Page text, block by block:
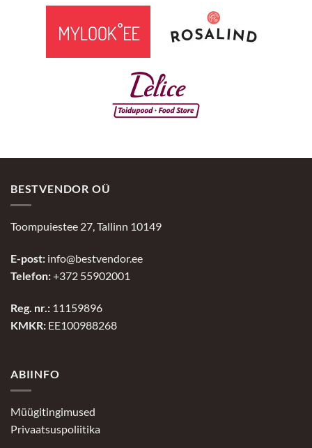
BESTVENDOR OÜ
Toompuiestee 27, Tallinn 10149
E-post: info@bestvendor.ee
Telefon:+372 55902001
Reg. nr.: 11159896
KMKR: EE100988268
ABIINFO
Müügitingimused
Privaatsuspoliitika